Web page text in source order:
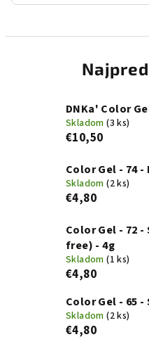
DNKa' Color
Skladom(3 ks)
€10,50
Color Gel - 74
Skladom(2 ks)
€4,80
Color Gel - 72 -
free) - 4g
Skladom(1 ks)
€4,80
Color Gel - 65
Skladom(2 ks)
€4,80